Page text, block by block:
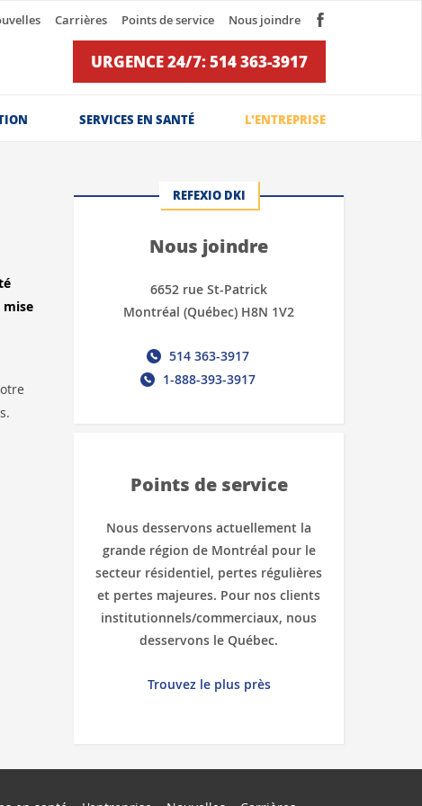
Carrières Points de service Nous joindre
URGENCE 24/7: 514 363-3917
SERVICES EN SANTÉ L'ENTREPRISE
mise
Nous joindre
6652 rue St-Patrick
Montréal (Québec) H8N 1V2
514 363-3917
1-888-393-3917
REFEXIO DKI
Points de service
Nous desservons actuellement la
grande région de Montréal pour le
secteur résidentiel, pertes régulières
et pertes majeures. Pour nos clients
institutionnels/commerciaux, nous
desservons le Québec.
Trouvez le plus près